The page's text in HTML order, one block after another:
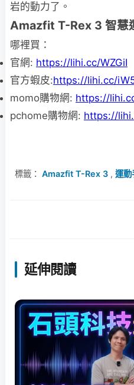
岩的動力了。
Amazfit T-Rex 3 智慧
哪裡買：
官網: https://lihi.cc/WZGiI
官方蝦皮:https://lihi.cc/
momo購物網: https://
pchome購物網: https://
標籤： Amazfit T-Rex 3 , 運動
延伸閱讀